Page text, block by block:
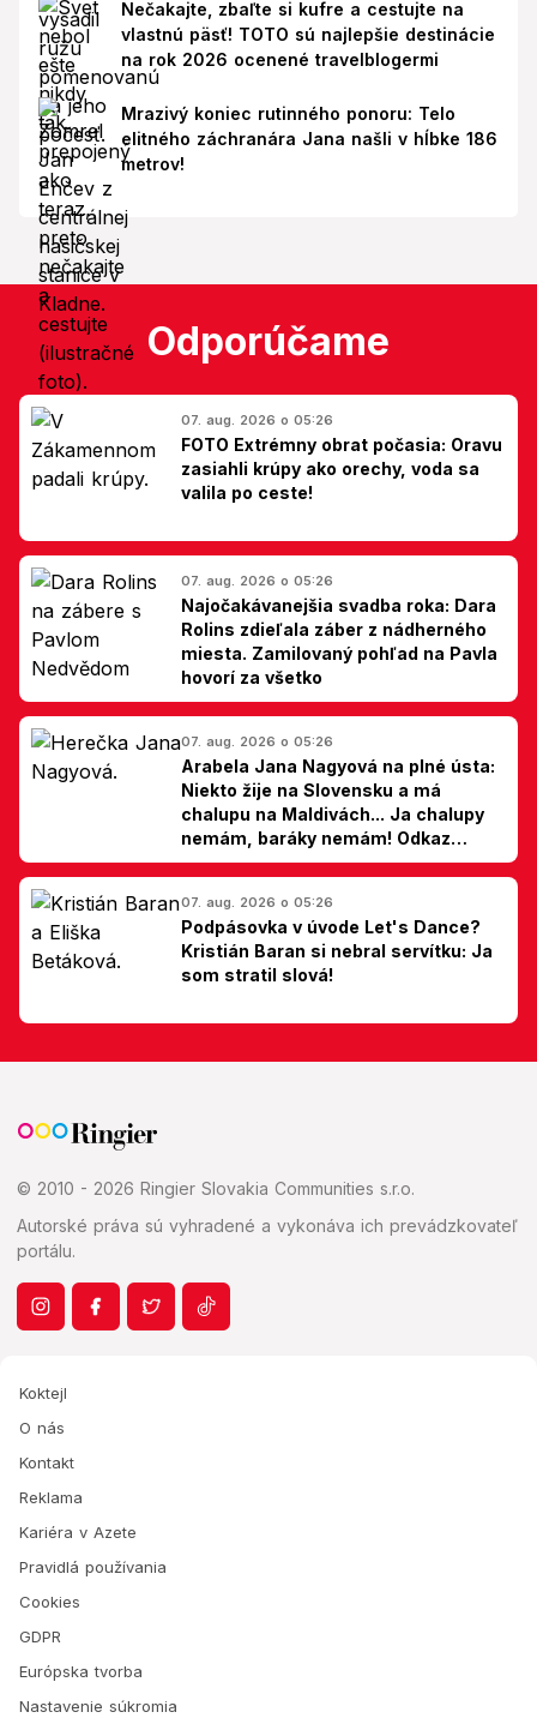
Nečakajte, zbaľte si kufre a cestujte na
vlastnú päsť! TOTO sú najlepšie destinácie
na rok 2026 ocenené travelblogermi
Mrazivý koniec rutinného ponoru: Telo
elitného záchranára Jana našli v hĺbke 186
metrov!
Odporúčame
07. aug. 2026 o 05:26
FOTO Extrémny obrat počasia: Oravu
zasiahli krúpy ako orechy, voda sa
valila po ceste!
07. aug. 2026 o 05:26
Najočakávanejšia svadba roka: Dara
Rolins zdieľala záber z nádherného
miesta. Zamilovaný pohľad na Pavla
hovorí za všetko
07. aug. 2026 o 05:26
Arabela Jana Nagyová na plné ústa:
Niekto žije na Slovensku a má
chalupu na Maldivách... Ja chalupy
nemám, baráky nemám! Odkaz
Slovákom
07. aug. 2026 o 05:26
Podpásovka v úvode Let's Dance?
Kristián Baran si nebral servítku: Ja
som stratil slová!
© 2010 - 2026 Ringier Slovakia Communities s.r.o.
Autorské práva sú vyhradené a vykonáva ich prevádzkovateľ
portálu.
Koktejl
O nás
Kontakt
Reklama
Kariéra v Azete
Pravidlá používania
Cookies
GDPR
Európska tvorba
Nastavenie súkromia